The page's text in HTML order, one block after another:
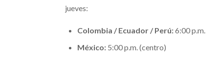
jueves:
Colombia / Ecuador / Perú:6:00 p.m.
México: 5:00 p.m. (centro)